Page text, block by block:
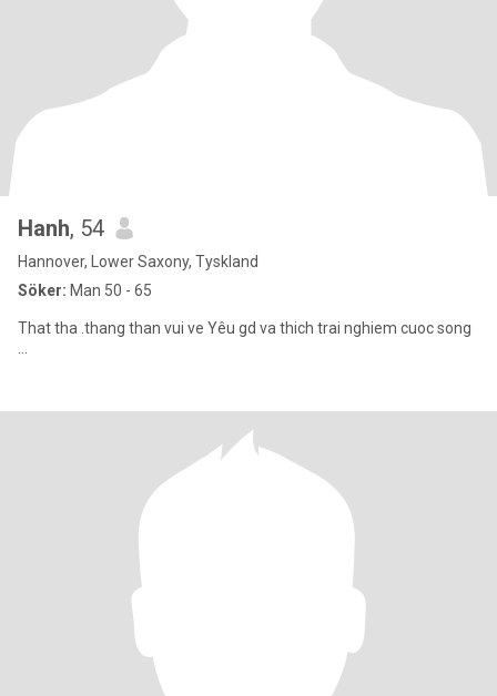
Hanh, 54
Hannover, Lower Saxony, Tyskland
Söker: Man 50 - 65
That tha .thang than vui ve Yêu gd va thich trai nghiem cuoc song